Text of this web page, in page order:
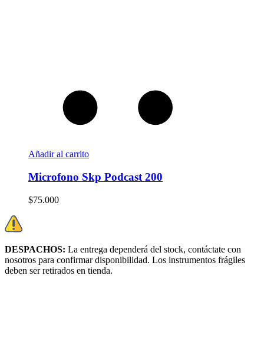
Añadir al carrito
Microfono Skp Podcast 200
$75.000
DESPACHOS: La entrega dependerá del stock, contáctate con
nosotros para confirmar disponibilidad. Los instrumentos frágiles
deben ser retirados en tienda.